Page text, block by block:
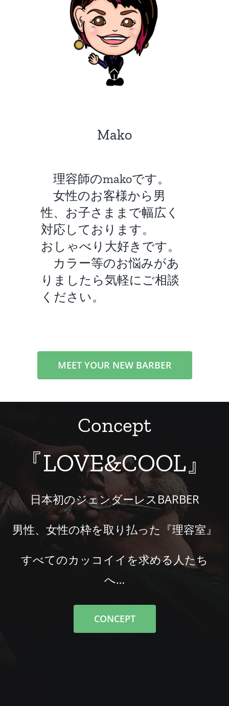
Mako
理容師のmakoです。
女性のお客様から男
性、お子さままで幅広く
対応しております。
おしゃべり大好きです。
カラー等のお悩みがあ
りましたら気軽にご相談
ください。
MEET YOUR NEW BARBER
Concept
『LOVE&COOL』
日本初のジェンダーレスBARBER
男性、女性の枠を取り払った『理容室』
すべてのカッコイイを求める人たち
へ…
CONCEPT